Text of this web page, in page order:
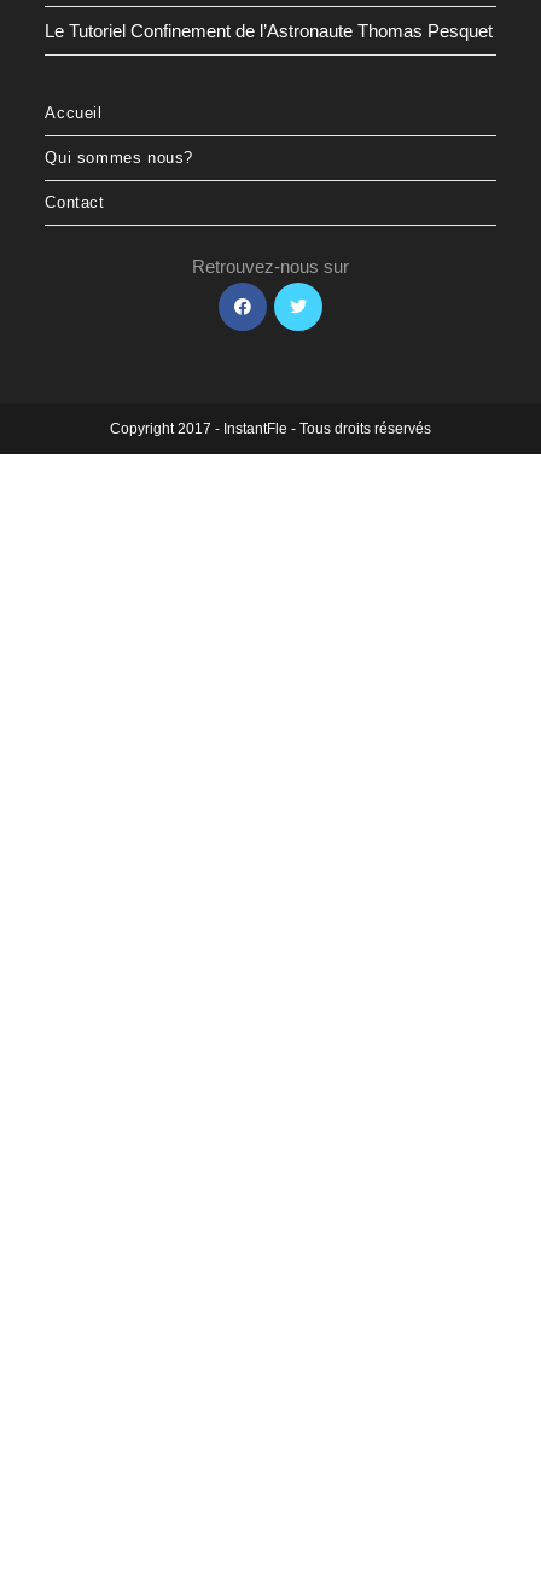
Le Tutoriel Confinement de l’Astronaute Thomas Pesquet
Accueil
Qui sommes nous?
Contact
Retrouvez-nous sur
Copyright 2017 - InstantFle - Tous droits réservés